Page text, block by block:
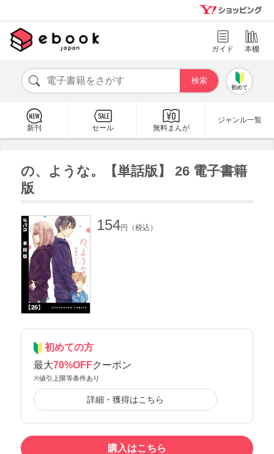
ガイド 本棚
初めて
新刊 セール 無料まんが
ジャンル一覧
の、ような。【単話版】 26 電子書籍
版
154円（税込）
初めての方
最大70%OFFクーポン
※値引上限等条件あり
詳細・獲得はこちら
購入はこちら